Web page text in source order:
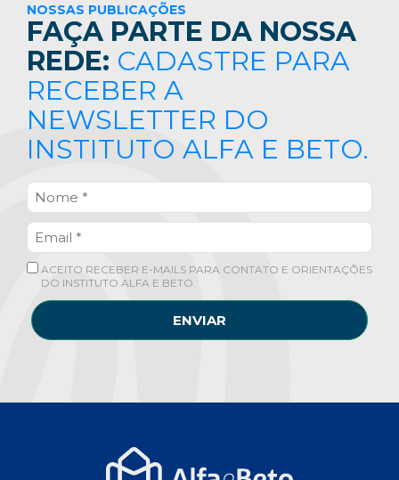
NOSSAS PUBLICAÇÕES
FAÇA PARTE DA NOSSA
REDE: CADASTRE PARA
RECEBER A
NEWSLETTER DO
INSTITUTO ALFA E BETO.
ACEITO RECEBER E-MAILS PARA CONTATO E ORIENTAÇÕES
DO INSTITUTO ALFA E BETO.
ENVIAR